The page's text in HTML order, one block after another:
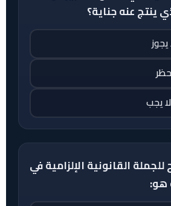
ينتج عنه جناية؟
القانونية الإلزامية في
هو: